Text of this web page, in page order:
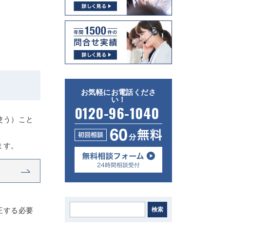
）こと
。
する必要
お気軽にお電話くださ
い！
0120-96-1040
検索